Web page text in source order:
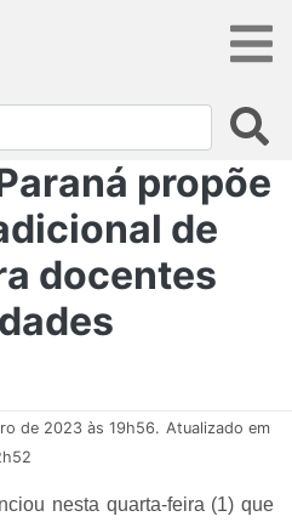
propõe
de
docentes
de 2023 às 19h56. Atualizado em
nesta quarta-feira (1) que